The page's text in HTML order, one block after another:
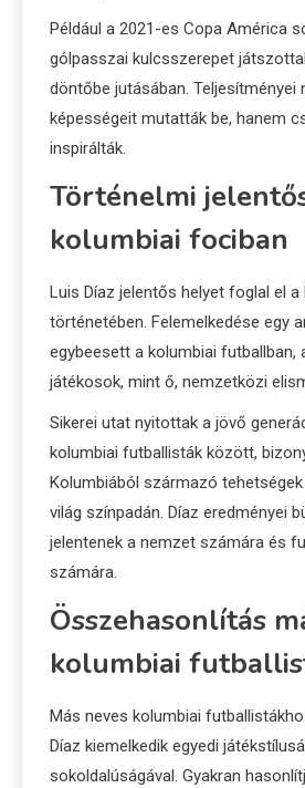
Például a 2021-es Copa América
gólpasszai kulcsszerepet
döntőbe jutásában. Teljesítményei
képességeit mutatták be, hanem
inspirálták.
Történelmi
kolumbiai fociban
Luis Díaz jelentős helyet foglal el
történetében. Felemelkedése egy
egybeesett a kolumbiai futballban,
játékosok, mint ő, nemzetközi
Sikerei utat nyitottak a jövő
kolumbiai futballisták között,
Kolumbiából származó
világ színpadán. Díaz eredményei
jelentenek a nemzet számára és
számára.
Összehasonlítás
kolumbiai
Más neves kolumbiai
Díaz kiemelkedik egyedi
sokoldalúságával. Gyakran